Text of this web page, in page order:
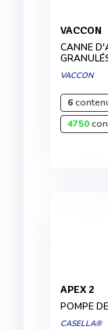
VACCON
CANNE
VACCON
6
4750
APEX 2
POMPE
CASELLA®